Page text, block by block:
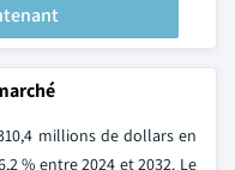
millions de dollars en
% entre 2024 et 2032. Le